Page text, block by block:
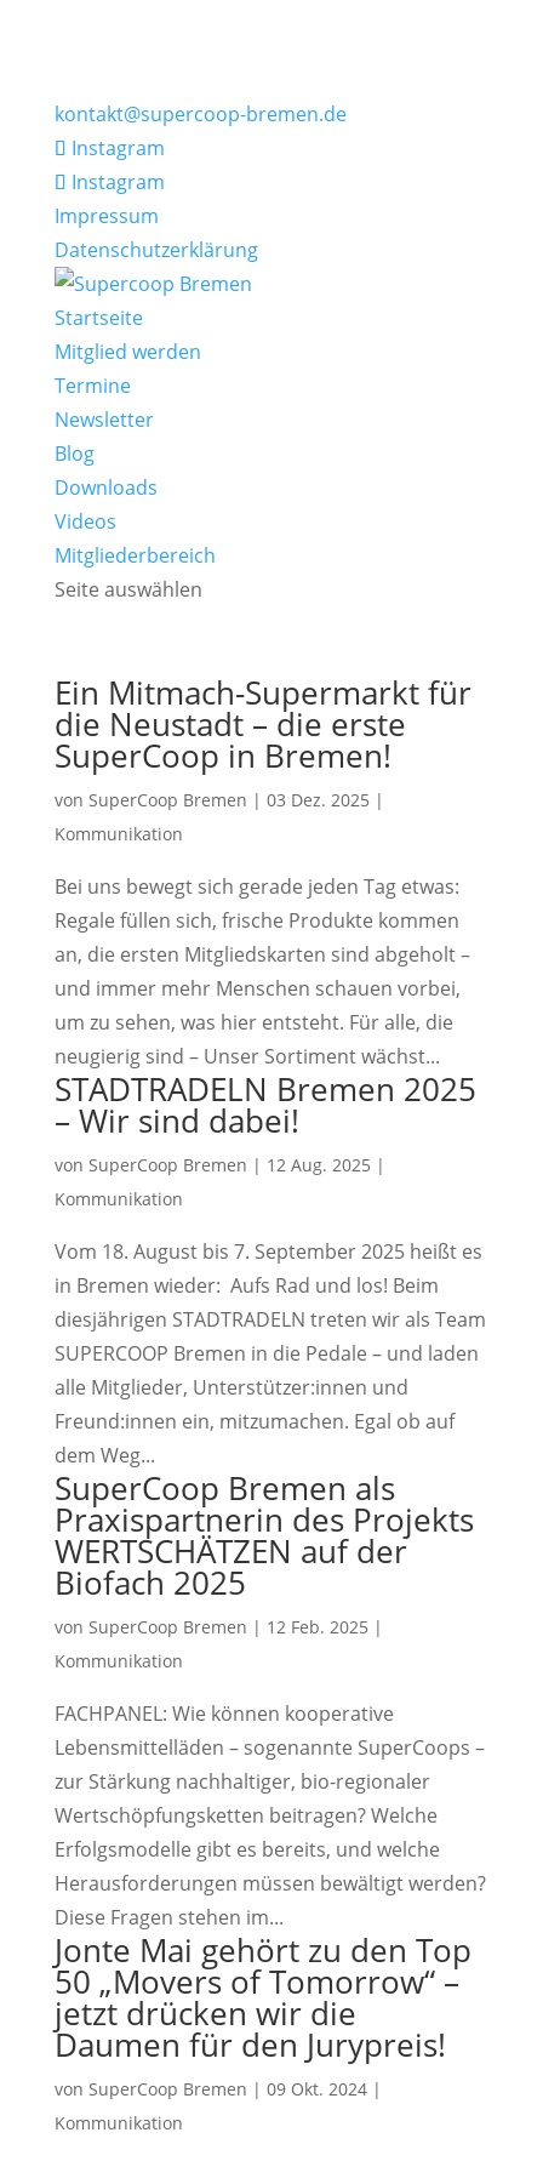
kontakt@supercoop-bremen.de
Instagram
Instagram
Impressum
Datenschutzerklärung
Startseite
Mitglied werden
Termine
Newsletter
Blog
Downloads
Videos
Mitgliederbereich
Seite auswählen
Ein Mitmach-Supermarkt für
die Neustadt – die erste
SuperCoop in Bremen!
von SuperCoop Bremen | 03 Dez. 2025 |
Kommunikation
Bei uns bewegt sich gerade jeden Tag etwas:
Regale füllen sich, frische Produkte kommen
an, die ersten Mitgliedskarten sind abgeholt –
und immer mehr Menschen schauen vorbei,
um zu sehen, was hier entsteht. Für alle, die
neugierig sind – Unser Sortiment wächst...
STADTRADELN Bremen 2025
– Wir sind dabei!
von SuperCoop Bremen | 12 Aug. 2025 |
Kommunikation
Vom 18. August bis 7. September 2025 heißt es
in Bremen wieder: Aufs Rad und los! Beim
diesjährigen STADTRADELN treten wir als Team
SUPERCOOP Bremen in die Pedale – und laden
alle Mitglieder, Unterstützer:innen und
Freund:innen ein, mitzumachen. Egal ob auf
dem Weg...
SuperCoop Bremen als
Praxispartnerin des Projekts
WERTSCHÄTZEN auf der
Biofach 2025
von SuperCoop Bremen | 12 Feb. 2025 |
Kommunikation
FACHPANEL: Wie können kooperative
Lebensmittelläden – sogenannte SuperCoops –
zur Stärkung nachhaltiger, bio-regionaler
Wertschöpfungsketten beitragen? Welche
Erfolgsmodelle gibt es bereits, und welche
Herausforderungen müssen bewältigt werden?
Diese Fragen stehen im...
Jonte Mai gehört zu den Top
50 „Movers of Tomorrow“ –
jetzt drücken wir die
Daumen für den Jurypreis!
von SuperCoop Bremen | 09 Okt. 2024|
Kommunikation